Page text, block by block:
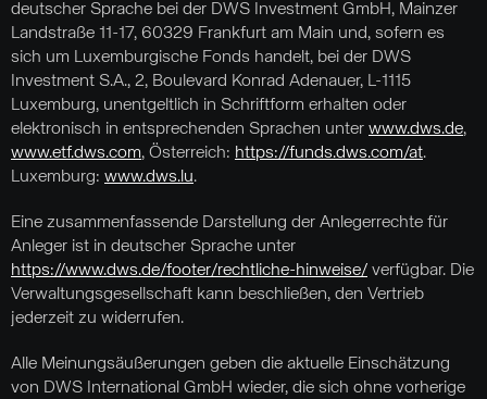
deutscher Sprache bei der DWS Investment GmbH, Mainzer
Landstraße 11-17, 60329 Frankfurt am Main und, sofern es
sich um Luxemburgische Fonds handelt, bei der DWS
Investment S.A., 2, Boulevard Konrad Adenauer, L-1115
Luxemburg, unentgeltlich in Schriftform erhalten oder
elektronisch in entsprechenden Sprachen unter www.dws.de,
www.etf.dws.com, Österreich: https://funds.dws.com/at.
Luxemburg: www.dws.lu.
Eine zusammenfassende Darstellung der Anlegerrechte für
Anleger ist in deutscher Sprache unter
https://www.dws.de/footer/rechtliche-hinweise/ verfügbar. Die
Verwaltungsgesellschaft kann beschließen, den Vertrieb
jederzeit zu widerrufen.
Alle Meinungsäußerungen geben die aktuelle Einschätzung
von DWS International GmbH wieder, die sich ohne vorherige